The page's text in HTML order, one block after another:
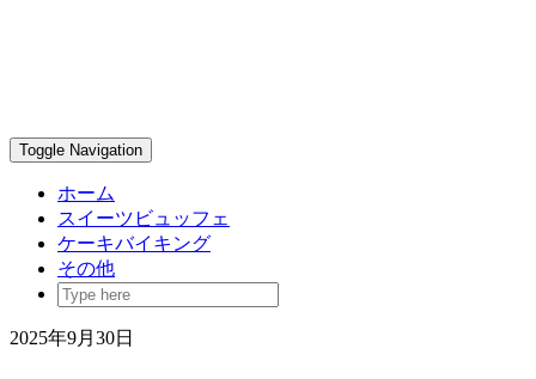
Toggle Navigation
ホーム
スイーツビュッフェ
ケーキバイキング
その他
2025年9月30日